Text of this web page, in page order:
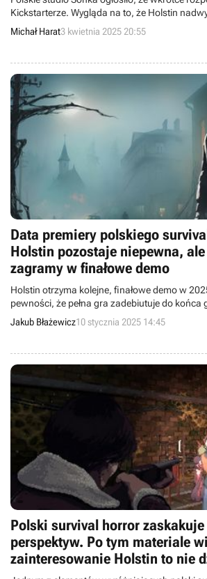
Kickstarterze. Wygląda na to, że Holstin
deweloperów.
Michał Harat3 kwietnia 2025 20:55
Data premiery polskiego
Holstin pozostaje niepewna,
zagramy w finałowe demo
Holstin otrzyma kolejne, finałowe demo w
pewności, że pełna gra zadebiutuje do końca
Jakub Błażewicz10 stycznia 2025 14:45
Polski survival horror
perspektyw. Po tym materiale
zainteresowanie Holstin to nie
przypadku